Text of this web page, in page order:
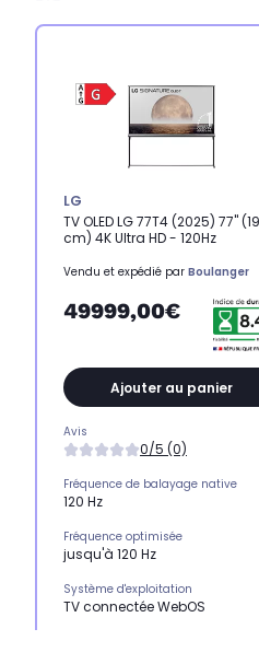
LG
TV OLED LG 77T4 (2025) 77"
cm) 4K Ultra HD - 120Hz
Vendu et expédié par Boulanger
49999,00€
Ajouter au panier
Avis
0/5 (0)
Fréquence de balayage native
120 Hz
Fréquence optimisée
jusqu'à 120 Hz
Système d'exploitation
TV connectée WebOS